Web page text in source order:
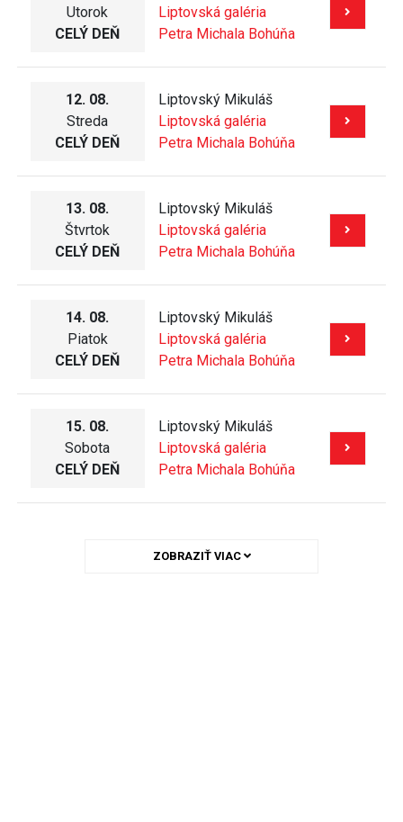
Utorok
CELÝ DEŇ
Liptovská galéria
Petra Michala Bohúňa
12. 08.
Streda
CELÝ DEŇ
Liptovský Mikuláš
Liptovská galéria
Petra Michala Bohúňa
13. 08.
Štvrtok
CELÝ DEŇ
Liptovský Mikuláš
Liptovská galéria
Petra Michala Bohúňa
14. 08.
Piatok
CELÝ DEŇ
Liptovský Mikuláš
Liptovská galéria
Petra Michala Bohúňa
15. 08.
Sobota
CELÝ DEŇ
Liptovský Mikuláš
Liptovská galéria
Petra Michala Bohúňa
ZOBRAZIŤ VIAC